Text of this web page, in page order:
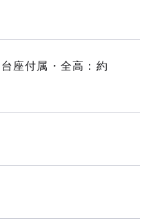
座付属・全高：約